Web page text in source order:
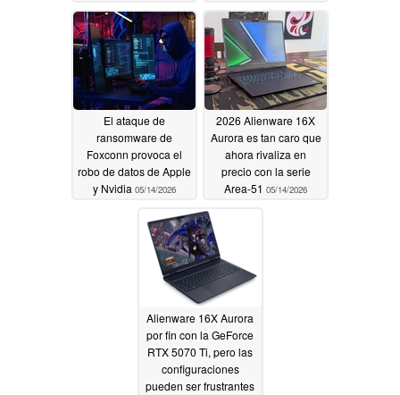
05/14/2026
El ataque de
ransomware de
Foxconn provoca el
robo de datos de Apple
y Nvidia 05/14/2026
2026 Alienware 16X
Aurora es tan caro que
ahora rivaliza en
precio con la serie
Area-51 05/14/2026
Alienware 16X Aurora
por fin con la GeForce
RTX 5070 Ti, pero las
configuraciones
pueden ser frustrantes